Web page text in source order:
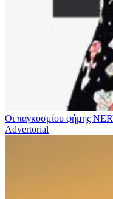
Οι παγκοσμίου φήμης
Advertorial